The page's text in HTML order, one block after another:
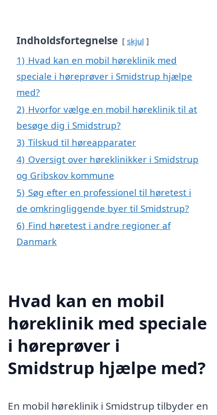
Indholdsfortegnelse skjul
1) Hvad kan en mobil høreklinik med
speciale i høreprøver i Smidstrup hjælpe
med?
2) Hvorfor vælge en mobil høreklinik til at
besøge dig i Smidstrup?
3) Tilskud til høreapparater
4) Oversigt over høreklinikker i Smidstrup
og Gribskov kommune
5) Søg efter en professionel til høretest i
de omkringliggende byer til Smidstrup?
6) Find høretest i andre regioner af
Danmark
Hvad kan en mobil
høreklinik med speciale
i høreprøver i
Smidstrup hjælpe med?
En mobil høreklinik i Smidstrup tilbyder en